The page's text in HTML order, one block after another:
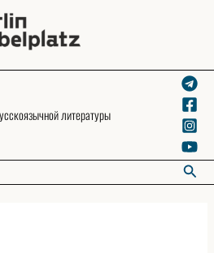
литературы